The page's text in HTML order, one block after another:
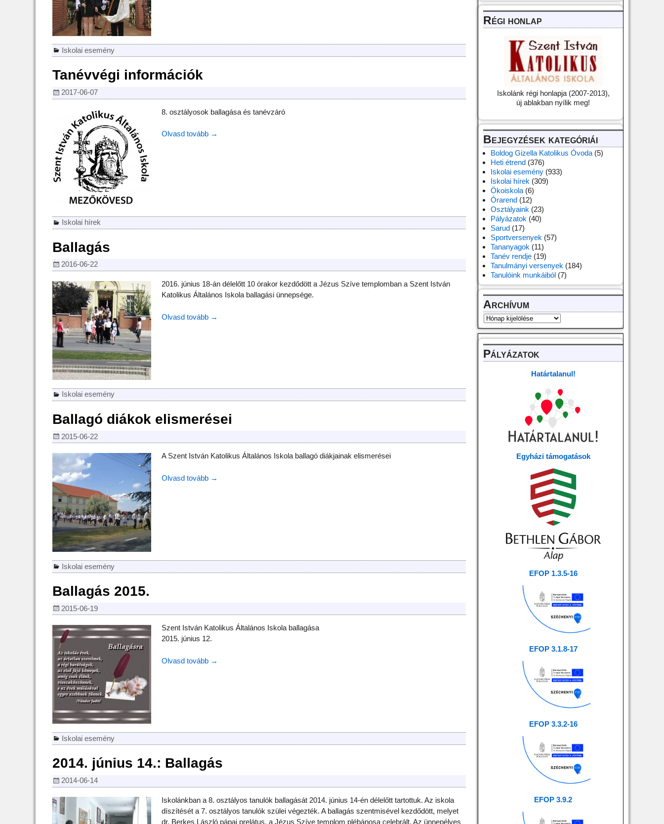
Iskolai esemény
Tanévvégi információk
2017-06-07
8. osztályosok ballagása és tanévzáró
Olvasd tovább →
Iskolai hírek
Ballagás
2016-06-22
2016. június 18-án délelőtt 10 órakor kezdődött a Jézus Szíve templomban a Szent István
Katolikus Általános Iskola ballagási ünnepsége.
Olvasd tovább →
Iskolai esemény
Ballagó diákok elismerései
2015-06-22
A Szent István Katolikus Általános Iskola ballagó diákjainak elismerései
Olvasd tovább →
Iskolai esemény
Ballagás 2015.
2015-06-19
Szent István Katolikus Általános Iskola ballagása
2015. június 12.
Olvasd tovább →
Iskolai esemény
2014. június 14.: Ballagás
2014-06-14
Iskolánkban a 8. osztályos tanulók ballagását 2014. június 14-én délelőtt tartottuk. Az iskola
díszítését a 7. osztályos tanulók szülei végezték. A ballagás szentmisével kezdődött, melyet
dr. Berkes László pápai prelátus, a Jézus Szíve templom plébánosa celebrált. Az ünnepélyes
Régi honlap
Iskolánk régi honlapja (2007-2013),
új ablakban nyílik meg!
Bejegyzések kategóriái
Boldog Gizella Katolikus Óvoda (5)
Heti étrend (376)
Iskolai esemény (933)
Iskolai hírek (309)
Ökoiskola (6)
Órarend (12)
Osztályaink (23)
Pályázatok (40)
Sarud (17)
Sportversenyek (57)
Tananyagok (11)
Tanév rendje (19)
Tanulmányi versenyek (184)
Tanulóink munkáiból (7)
Archívum
Pályázatok
Határtalanul!
Egyházi támogatások
EFOP 1.3.5-16
EFOP 3.1.8-17
EFOP 3.3.2-16
EFOP 3.9.2